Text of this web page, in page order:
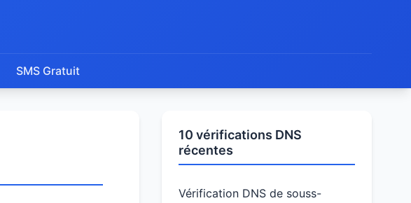
SMS Gratuit
10 vérifications DNS
récentes
Vérification DNS de souss-